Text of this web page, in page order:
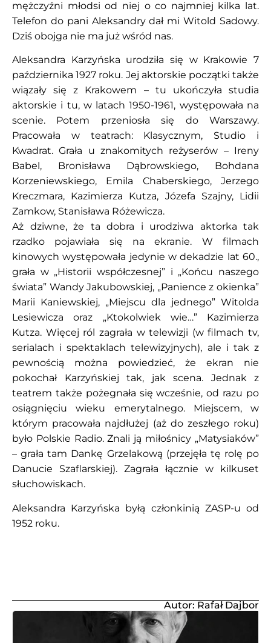
mężczyźni młodsi od niej o co najmniej kilka lat.
Telefon do pani Aleksandry dał mi Witold Sadowy.
Dziś obojga nie ma już wśród nas.
Aleksandra Karzyńska urodziła się w Krakowie 7
października 1927 roku. Jej aktorskie początki także
wiązały się z Krakowem – tu ukończyła studia
aktorskie i tu, w latach 1950-1961, występowała na
scenie. Potem przeniosła się do Warszawy.
Pracowała w teatrach: Klasycznym, Studio i
Kwadrat. Grała u znakomitych reżyserów – Ireny
Babel, Bronisława Dąbrowskiego, Bohdana
Korzeniewskiego, Emila Chaberskiego, Jerzego
Kreczmara, Kazimierza Kutza, Józefa Szajny, Lidii
Zamkow, Stanisława Różewicza.
Aż dziwne, że ta dobra i urodziwa aktorka tak
rzadko pojawiała się na ekranie. W filmach
kinowych występowała jedynie w dekadzie lat 60.,
grała w „Historii współczesnej” i „Końcu naszego
świata” Wandy Jakubowskiej, „Panience z okienka”
Marii Kaniewskiej, „Miejscu dla jednego” Witolda
Lesiewicza oraz „Ktokolwiek wie…” Kazimierza
Kutza. Więcej ról zagrała w telewizji (w filmach tv,
serialach i spektaklach telewizyjnych), ale i tak z
pewnością można powiedzieć, że ekran nie
pokochał Karzyńskiej tak, jak scena. Jednak z
teatrem także pożegnała się wcześnie, od razu po
osiągnięciu wieku emerytalnego. Miejscem, w
którym pracowała najdłużej (aż do zeszłego roku)
było Polskie Radio. Znali ją miłośnicy „Matysiaków”
– grała tam Dankę Grzelakową (przejęła tę rolę po
Danucie Szaflarskiej). Zagrała łącznie w kilkuset
słuchowiskach.
Aleksandra Karzyńska byłą członkinią ZASP-u od
1952 roku.
Autor: Rafał Dajbor